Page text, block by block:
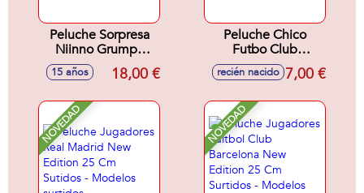
Peluche Sorpresa
Niinno Grumpy
Crew Blind box
14x9x20cm
15 años 18,00 €
Peluche Chico
Futbo Club
Barcelona 12 Cm
recién nacido 7,00 €
NOVEDAD NOVEDAD